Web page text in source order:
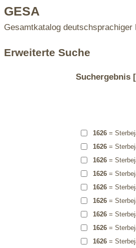
GESA
Gesamtkatalog deutschsprachiger
Erweiterte Suche
Suchergebnis
1626 =
1626 =
1626 =
1626 =
1626 =
1626 =
1626 =
1626 =
1626 =